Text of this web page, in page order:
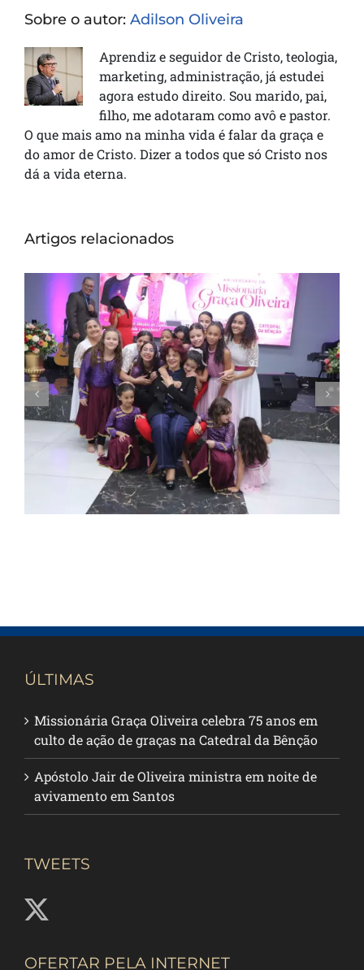
Sobre o autor: Adilson Oliveira
Aprendiz e seguidor de Cristo, teologia,
marketing, administração, já estudei
agora estudo direito. Sou marido, pai,
filho, me adotaram como avô e pastor.
O que mais amo na minha vida é falar da graça e
do amor de Cristo. Dizer a todos que só Cristo nos
dá a vida eterna.
Artigos relacionados
Missionária Graça Oliveira celebra 75 anos
em culto de ação de graças na Catedral
da Bênção
ÚLTIMAS
Missionária Graça Oliveira celebra 75 anos em
culto de ação de graças na Catedral da Bênção
Apóstolo Jair de Oliveira ministra em noite de
avivamento em Santos
TWEETS
OFERTAR PELA INTERNET